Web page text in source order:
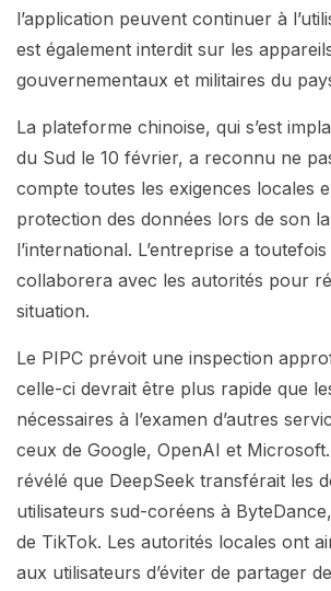
l’application peuvent continuer à
est également interdit sur les
gouvernementaux et militaires du
La plateforme chinoise, qui s’est
du Sud le 10 février, a reconnu ne
compte toutes les exigences locales
protection des données lors de son
l’international. L’entreprise a toutefois
collaborera avec les autorités pour
situation.
Le PIPC prévoit une inspection
celle-ci devrait être plus rapide que
nécessaires à l’examen d’autres
ceux de Google, OpenAI et Microsoft.
révélé que DeepSeek transférait les
utilisateurs sud-coréens à
de TikTok. Les autorités locales ont
aux utilisateurs d’éviter de partager